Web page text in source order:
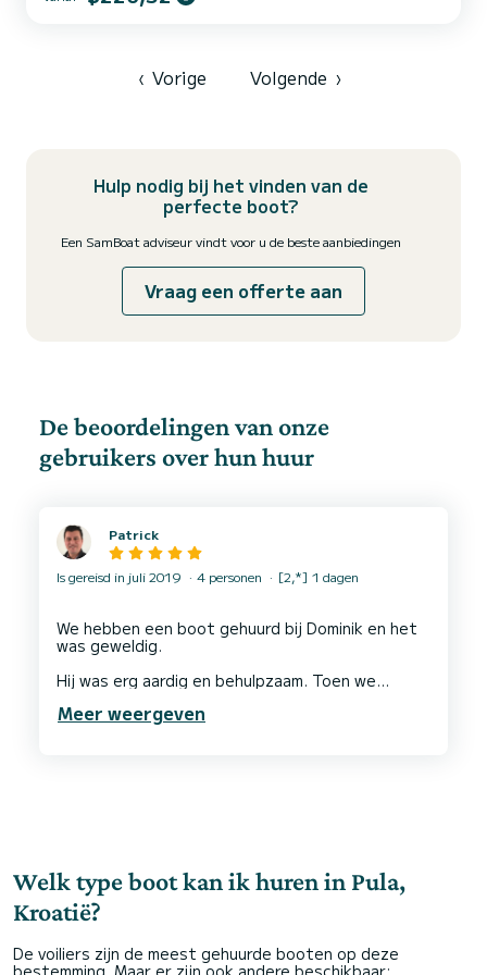
uitgerust met een Furling grootzeil en een Furling genua...
‹ Vorige Volgende ›
Hulp nodig bij het vinden van de
perfecte boot?
Een SamBoat adviseur vindt voor u de beste aanbiedingen
Vraag een offerte aan
De beoordelingen van onze
gebruikers over hun huur
Patrick
Is gereisd in juli 2019 4 personen [2,*] 1 dagen
We hebben een boot gehuurd bij Dominik en het
was geweldig.
Hij was erg aardig en behulpzaam. Toen we
doen en zien. Toen we terugkwamen, stond hij
Meer weergeven
Welk type boot kan ik huren in Pula,
Kroatië?
De voiliers zijn de meest gehuurde booten op deze